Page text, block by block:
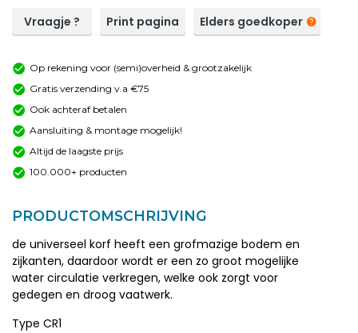
Vraagje ? Print pagina Elders goedkoper
Op rekening voor (semi)overheid & grootzakelijk
Gratis verzending v.a €75
Ook achteraf betalen
Aansluiting & montage mogelijk!
Altijd de laagste prijs
100.000+ producten
PRODUCTOMSCHRIJVING
de universeel korf heeft een grofmazige bodem en
zijkanten, daardoor wordt er een zo groot mogelijke
water circulatie verkregen, welke ook zorgt voor
gedegen en droog vaatwerk.
Type CR1